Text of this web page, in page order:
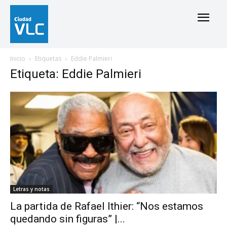
Inicio Etiquetas Eddie Palmieri
Etiqueta: Eddie Palmieri
Letras y notas
La partida de Rafael Ithier: “Nos estamos
quedando sin figuras” |...